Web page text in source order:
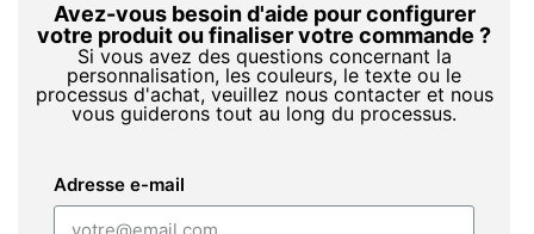
Avez-vous besoin d'aide pour configurer
votre produit ou finaliser votre commande ?
Si vous avez des questions concernant la
personnalisation, les couleurs, le texte ou le
processus d'achat, veuillez nous contacter et nous
vous guiderons tout au long du processus.
Adresse e-mail